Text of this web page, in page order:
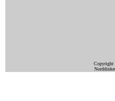
Copyright